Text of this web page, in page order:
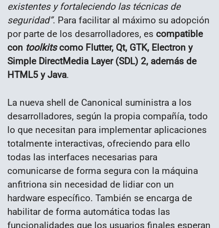
existentes y fortaleciendo las técnicas de
seguridad”. Para facilitar al máximo su adopción
por parte de los desarrolladores, es compatible
con toolkitscomo Flutter, Qt, GTK, Electron y
Simple DirectMedia Layer (SDL) 2, además de
HTML5 y Java.
La nueva shell de Canonical suministra a los
desarrolladores, según la propia compañía, todo
lo que necesitan para implementar aplicaciones
totalmente interactivas, ofreciendo para ello
todas las interfaces necesarias para
comunicarse de forma segura con la máquina
anfitriona sin necesidad de lidiar con un
hardware específico. También se encarga de
habilitar de forma automática todas las
funcionalidades que los usuarios finales esperan